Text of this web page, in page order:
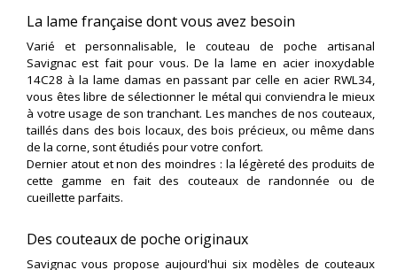
La lame française dont vous avez besoin
Varié et personnalisable, le couteau de poche artisanal
Savignac est fait pour vous. De la lame en acier inoxydable
14C28 à la lame damas en passant par celle en acier RWL34,
vous êtes libre de sélectionner le métal qui conviendra le mieux
à votre usage de son tranchant. Les manches de nos couteaux,
taillés dans des bois locaux, des bois précieux, ou même dans
de la corne, sont étudiés pour votre confort.
Dernier atout et non des moindres : la légèreté des produits de
cette gamme en fait des couteaux de randonnée ou de
cueillette parfaits.
Des couteaux de poche originaux
Savignac vous propose aujourd'hui six modèles de couteaux